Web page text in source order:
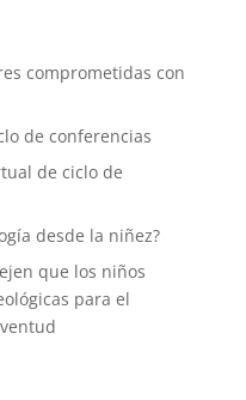
comprometidas con
de conferencias
de ciclo de
desde la niñez?
que los niños
para el